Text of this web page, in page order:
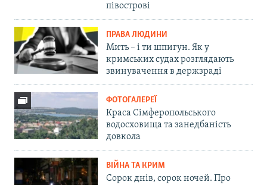
півострові
ПРАВА ЛЮДИНИ
Мить – і ти шпигун. Як у
кримських судах розглядають
звинувачення в держзраді
ФОТОГАЛЕРЕЇ
Краса Сімферопольського
водосховища та занедбаність
довкола
ВІЙНА ТА КРИМ
Сорок днів, сорок ночей. Про